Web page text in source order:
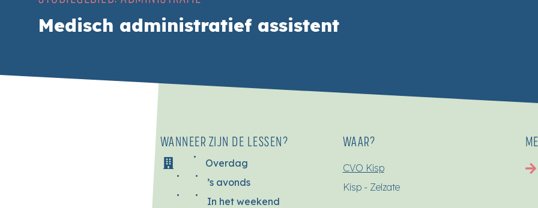
Medisch administratief assistent
WANNEER ZIJN DE LESSEN?
Overdag
’s avonds
In het weekend
WAAR?
CVO Kisp
Kisp - Zelzate